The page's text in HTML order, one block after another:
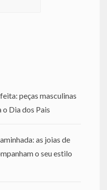
peças masculinas
Dia dos Pais
as joias de
o seu estilo